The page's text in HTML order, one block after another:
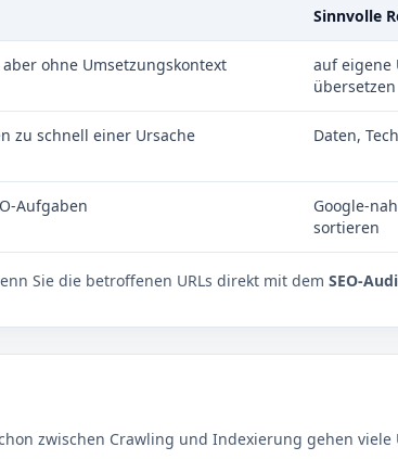
Sinnvolle
ohne Umsetzungskontext
auf eigene
übersetzen
zu schnell einer Ursache
Daten,
Aufgaben
Google-
sortieren
Sie die betroffenen URLs direkt mit dem SEO-
zwischen Crawling und Indexierung gehen viele